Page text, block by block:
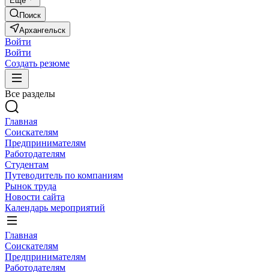
Поиск
Архангельск
Войти
Войти
Создать резюме
Все разделы
Главная
Соискателям
Предпринимателям
Работодателям
Студентам
Путеводитель по компаниям
Рынок труда
Новости сайта
Календарь мероприятий
Главная
Соискателям
Предпринимателям
Работодателям